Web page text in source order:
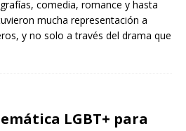
comedia, romance y hasta
mucha representación a
y no solo a través del drama que
LGBT+ para